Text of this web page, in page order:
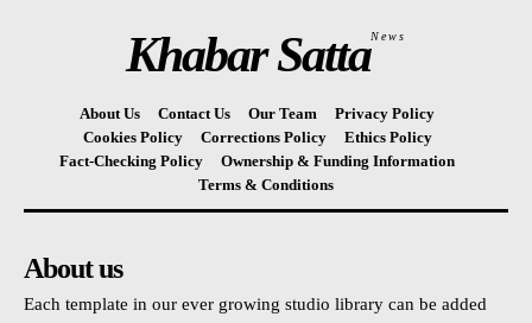
Khabar SattaNews
About Us Contact Us Our Team
Privacy Policy
Cookies Policy
Corrections Policy
Ethics Policy
Fact-Checking Policy
Ownership & Funding Information
Terms & Conditions
About us
Each template in our ever growing studio library can be added